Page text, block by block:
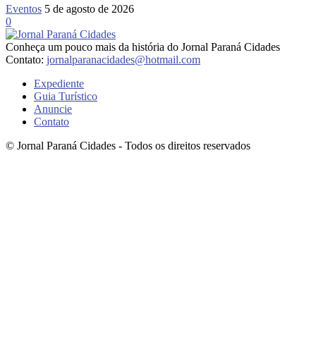
Eventos 5 de agosto de 2026
0
Conheça um pouco mais da história do Jornal Paraná Cidades
Contato: jornalparanacidades@hotmail.com
Expediente
Guia Turístico
Anuncie
Contato
© Jornal Paraná Cidades - Todos os direitos reservados